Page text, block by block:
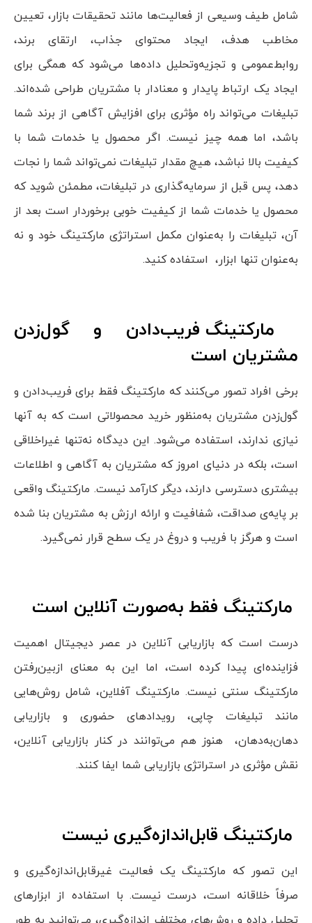
شامل طیف وسیعی از فعالیت‌ها مانند تحقیقات بازار، تعیین
مخاطب هدف، ایجاد محتوای جذاب، ارتقای برند،
روابط‌عمومی و تجزیه‌وتحلیل داده‌ها می‌شود که همگی برای
ایجاد یک ارتباط پایدار و معنادار با مشتریان طراحی شده‌اند.
تبلیغات می‌تواند راه مؤثری برای افزایش آگاهی از برند شما
باشد، اما همه چیز نیست. اگر محصول یا خدمات شما با
کیفیت بالا نباشد، هیچ مقدار تبلیغات نمی‌تواند شما را نجات
دهد، پس قبل از سرمایه‌گذاری در تبلیغات، مطمئن شوید که
محصول یا خدمات شما از کیفیت خوبی برخوردار است بعد از
آن، تبلیغات را به‌عنوان مکمل استراتژی مارکتینگ خود و نه
به‌عنوان تنها ابزار، استفاده کنید.
مارکتینگ فریب‌دادن و گول‌زدن
مشتریان است
برخی افراد تصور می‌کنند که مارکتینگ فقط برای فریب‌دادن و
گول‌زدن مشتریان به‌منظور خرید محصولاتی است که به آنها
نیازی ندارند، استفاده می‌شود. این دیدگاه نه‌تنها غیراخلاقی
است، بلکه در دنیای امروز که مشتریان به آگاهی و اطلاعات
بیشتری دسترسی دارند، دیگر کارآمد نیست. مارکتینگ واقعی
بر پایه‌ی صداقت، شفافیت و ارائه ارزش به مشتریان بنا شده
است و هرگز با فریب و دروغ در یک سطح قرار نمی‌گیرد.
مارکتینگ فقط به‌صورت آنلاین است
درست است که بازاریابی آنلاین در عصر دیجیتال اهمیت
فزاینده‌ای پیدا کرده است، اما این به معنای ازبین‌رفتن
مارکتینگ سنتی نیست. مارکتینگ آفلاین، شامل روش‌هایی
مانند تبلیغات چاپی، رویدادهای حضوری و بازاریابی
دهان‌به‌دهان، هنوز هم می‌توانند در کنار بازاریابی آنلاین،
نقش مؤثری در استراتژی بازاریابی شما ایفا کنند.
مارکتینگ قابل‌اندازه‌گیری نیست
این تصور که مارکتینگ یک فعالیت غیرقابل‌اندازه‌گیری و
صرفاً خلاقانه است، درست نیست. با استفاده از ابزارهای